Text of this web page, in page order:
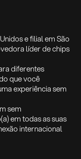
e filial em São
líder de chips
diferentes
que você
experiência sem
sem
em todas as suas
internacional